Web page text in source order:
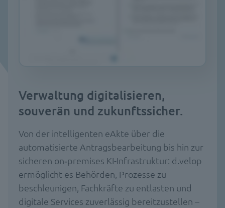
Verwaltung digitalisieren,
souverän und zukunftssicher.
Von der intelligenten eAkte über die
automatisierte Antragsbearbeitung bis hin zur
sicheren on‑premises KI-Infrastruktur: d.velop
ermöglicht es Behörden, Prozesse zu
beschleunigen, Fachkräfte zu entlasten und
digitale Services zuverlässig bereitzustellen –